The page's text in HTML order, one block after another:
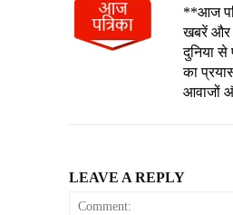
**आज
खबरें और
दुनिया
का
आवाजों
LEAVE A REPLY